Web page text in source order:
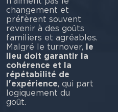
changement et
préfèrent souvent
revenir à des goûts
familiers et agréables.
Malgré le turnover, le
lieu doit garantir la
cohérence et la
répétabilité de
l'expérience, qui part
logiquement du